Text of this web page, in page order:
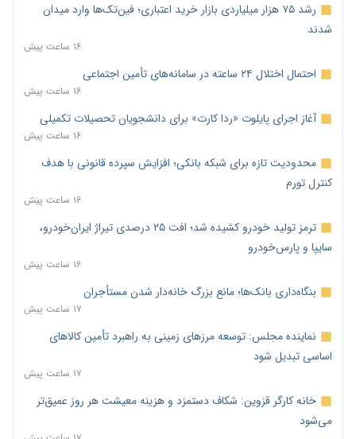
رشد ۷۵ هزار میلیاردی بازار خرید اعتباری؛ فین‌تک‌ها وارد میدان
شدند
۱۶ ساعت پیش
احتمال اختلال ۲۴ ساعته در سامانه‌های تأمین اجتماعی
۱۶ ساعت پیش
آغاز اجرای پایلوت «ردا کارت» برای دانشجویان تحصیلات تکمیلی
۱۶ ساعت پیش
محدودیت تازه برای شبکه بانکی؛ افزایش سپرده قانونی با هدف
کنترل تورم
۱۶ ساعت پیش
ترمز تولید خودرو کشیده شد؛ افت ۲۵ درصدی تیراژ ایران‌خودرو،
سایپا و پارس‌خودرو
۱۶ ساعت پیش
بنگاه‌داری بانک‌ها؛ مانع بزرگ خانه‌دار شدن مستأجران
۱۷ ساعت پیش
نماینده مجلس: توسعه مرزهای زمینی به راهبرد تأمین کالاهای
اساسی تبدیل شود
۱۷ ساعت پیش
خانه کارگر قزوین: شکاف دستمزد و هزینه معیشت هر روز عمیق‌تر
می‌شود